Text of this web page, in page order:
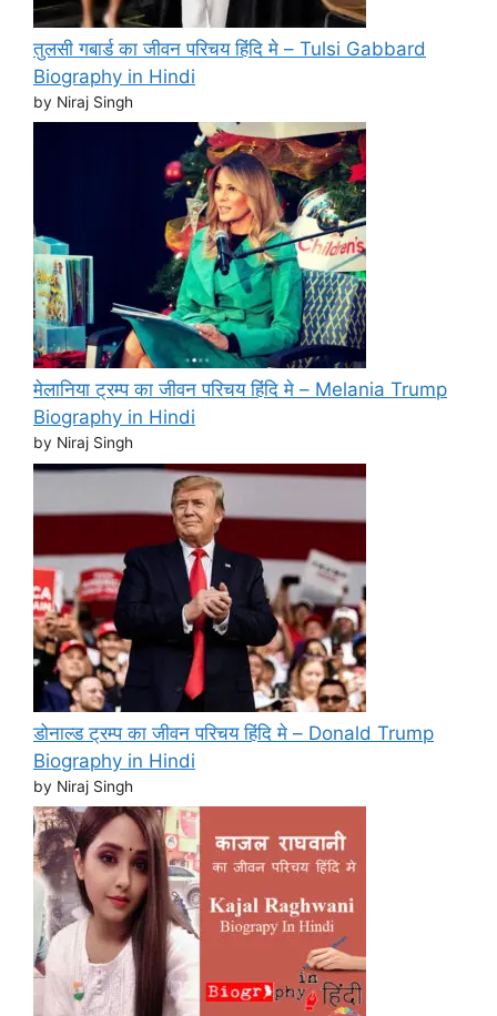
तुलसी गबार्ड का जीवन परिचय हिंदि मे – Tulsi Gabbard
Biography in Hindi
by Niraj Singh
मेलानिया ट्रम्प का जीवन परिचय हिंदि मे – Melania Trump
Biography in Hindi
by Niraj Singh
डोनाल्ड ट्रम्प का जीवन परिचय हिंदि मे – Donald Trump
Biography in Hindi
by Niraj Singh